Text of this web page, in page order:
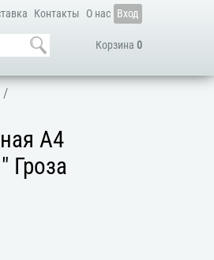
Контакты О нас Вход
Корзина 0
/
А4
Гроза